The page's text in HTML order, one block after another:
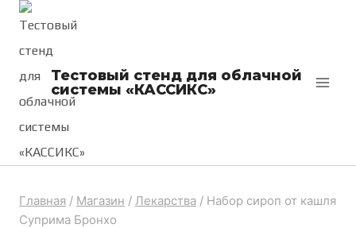
Перейти
Тестовый стенд для облачной
системы «КАССИКС»
Главная / Магазин / Лекарства / Набор сироп от кашля
Суприма Бронхо